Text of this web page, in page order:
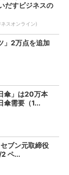
だすビジネスの
スオンライン)
」2万点を追加
傘」は20万本
需要（1...
ブン元取締役
ペ...